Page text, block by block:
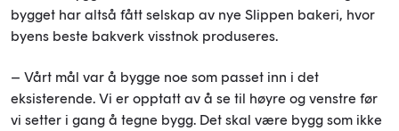
bygget har altså fått selskap av nye Slippen bakeri, hvor
byens beste bakverk visstnok produseres.
– Vårt mål var å bygge noe som passet inn i det
eksisterende. Vi er opptatt av å se til høyre og venstre før
vi setter i gang å tegne bygg. Det skal være bygg som ikke